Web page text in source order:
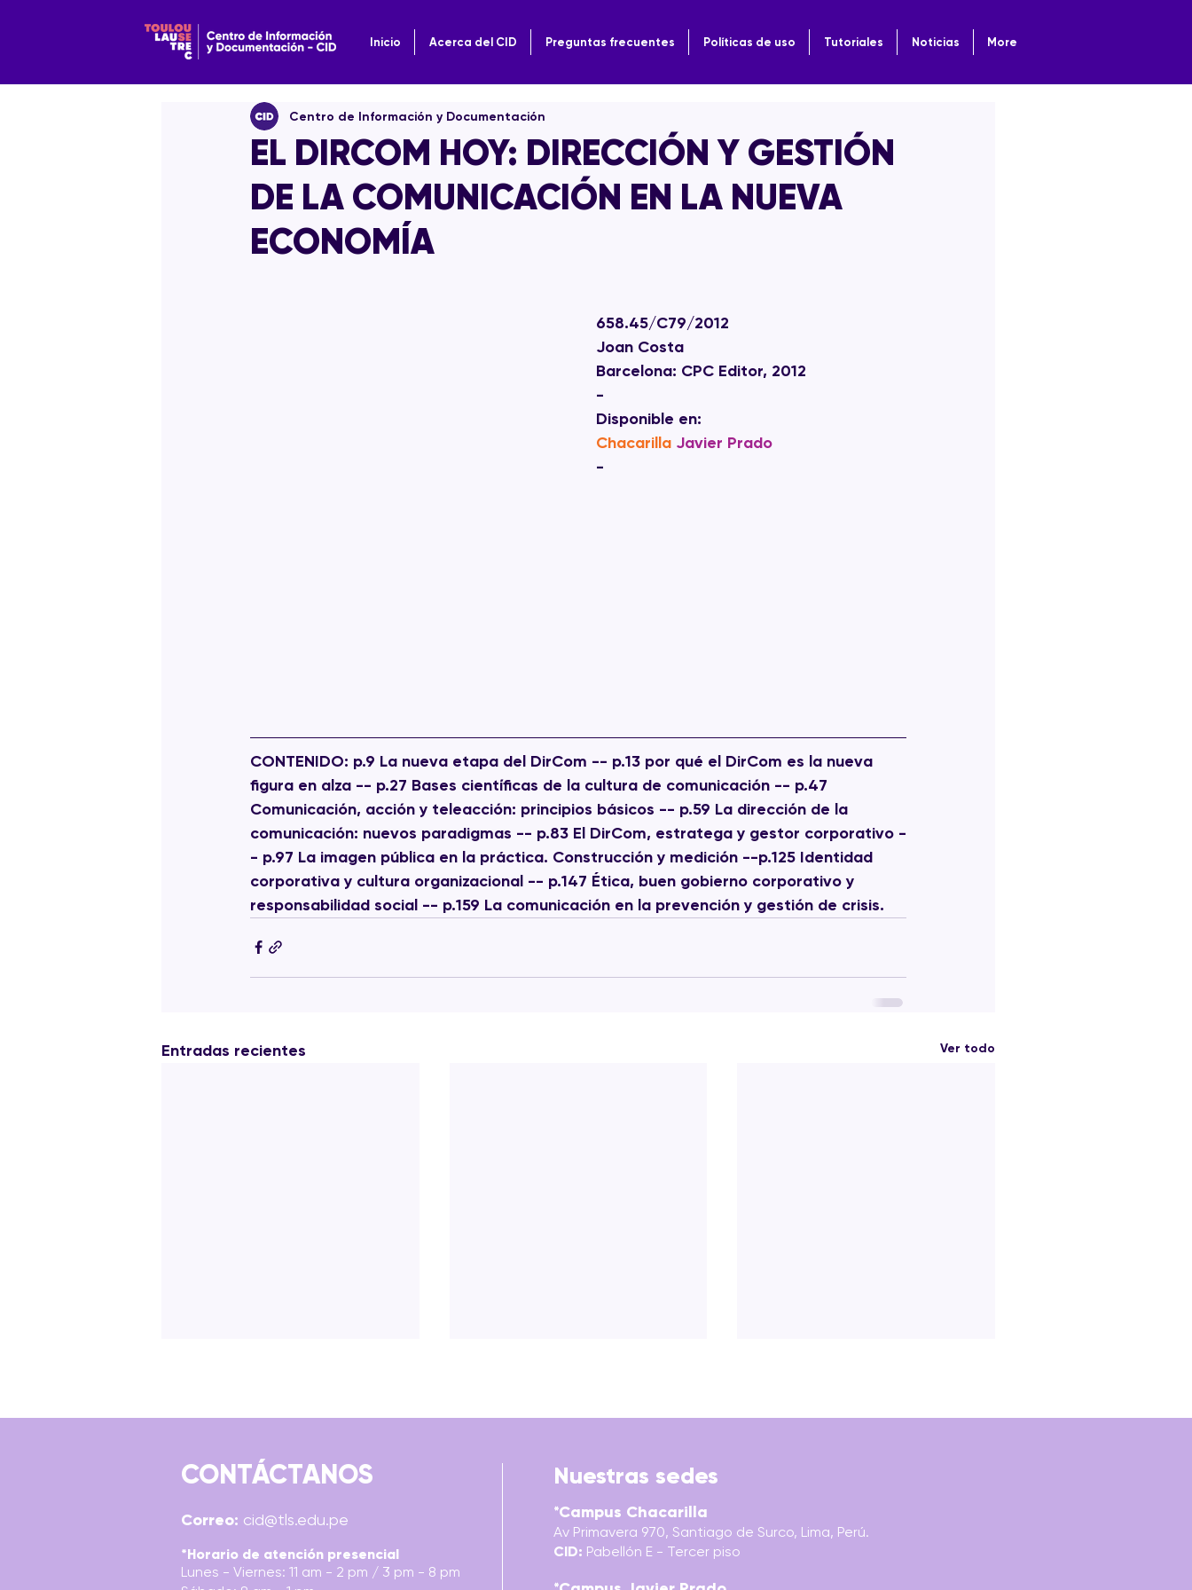
Inicio Acerca del CID Preguntas frecuentes Políticas de uso Tutoriales Noticias More
EL DIRCOM HOY: DIRECCIÓN Y GESTIÓN
DE LA COMUNICACIÓN EN LA NUEVA
ECONOMÍA
Centro de Información y Documentación
658.45/C79/2012
Joan Costa
Barcelona: CPC Editor, 2012
-
Disponible en:
Chacarilla Javier Prado
-
CONTENIDO: p.9 La nueva etapa del DirCom -- p.13 por qué el DirCom es la nueva
figura en alza -- p.27 Bases científicas de la cultura de comunicación -- p.47
Comunicación, acción y teleacción: principios básicos -- p.59 La dirección de la
comunicación: nuevos paradigmas -- p.83 El DirCom, estratega y gestor corporativo -
- p.97 La imagen pública en la práctica. Construcción y medición --p.125 Identidad
corporativa y cultura organizacional -- p.147 Ética, buen gobierno corporativo y
responsabilidad social -- p.159 La comunicación en la prevención y gestión de crisis.
Entradas recientes Ver todo
TÉCNICAS DE MAQUILLAJE
CARACTERIZACIÓN
BUYOLOGY: VERDADES Y
MENTIRAS DE POR QUÉ
COMPRAMOS
TRANSMEDIA: NARRATIVA,
CONTÁCTANOS
Correo: cid@tls.edu.pe
*Horario de atención presencial
Lunes - Viernes: 11 am - 2 pm / 3 pm - 8 pm
Nuestras sedes
*Campus Chacarilla
Av Primavera 970, Santiago de Surco, Lima, Perú.
CID: Pabellón E - Tercer piso